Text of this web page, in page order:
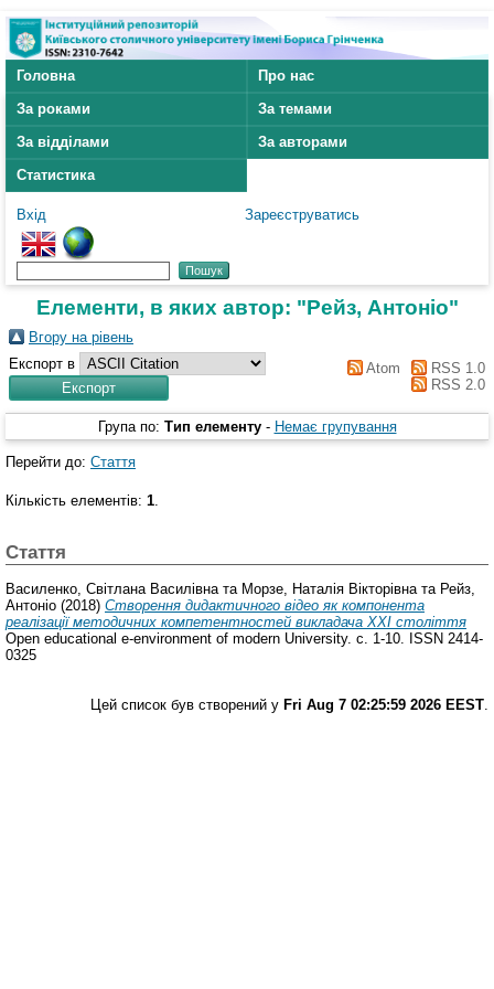
Головна
Про нас
За роками
За темами
За відділами
За авторами
Статистика
Вхід Зареєструватись
Елементи, в яких автор: "Рейз, Антоніо"
Вгору на рівень
Експорт в
Atom
RSS 1.0
RSS 2.0
Група по: Тип елементу - Немає групування
Перейти до: Стаття
Кількість елементів: 1.
Стаття
Василенко, Світлана Василівна та Морзе, Наталія Вікторівна та Рейз,
Антоніо (2018) Створення дидактичного відео як компонента
реалізації методичних компетентностей викладача ХХІ століття
Open educational e-environment of modern University. с. 1-10. ISSN 2414-
0325
Цей список був створений у Fri Aug 7 02:25:59 2026 EEST